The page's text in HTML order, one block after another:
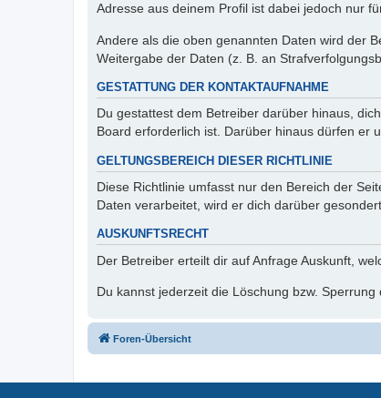
Adresse aus deinem Profil ist dabei jedoch nur
Andere als die oben genannten Daten wird der
Weitergabe der Daten (z. B. an
GESTATTUNG DER KONTAKTAUFNAHME
Du gestattest dem Betreiber darüber hinaus,
Board erforderlich ist. Darüber hinaus dürfen er
GELTUNGSBEREICH DIESER RICHTLINIE
Diese Richtlinie umfasst nur den Bereich der
Daten verarbeitet, wird er dich darüber
AUSKUNFTSRECHT
Der Betreiber erteilt dir auf Anfrage Auskunft,
Du kannst jederzeit die Löschung bzw.
Foren-Übersicht